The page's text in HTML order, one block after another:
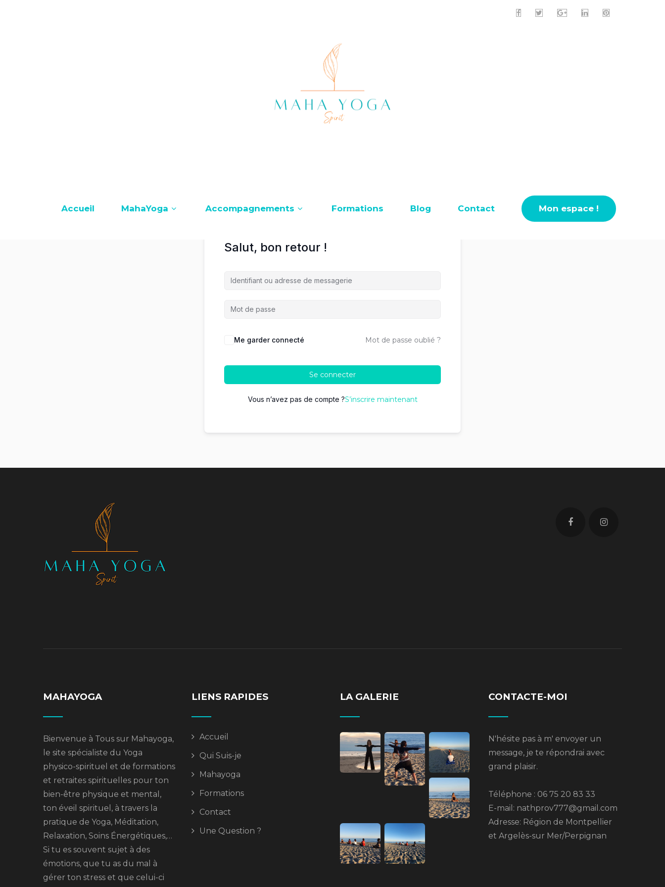
Accueil MahaYoga Accompagnements Formations Blog Contact Mon espace !
Salut, bon retour !
Me garder connecté Mot de passe oublié ?
Se connecter
Vous n’avez pas de compte ?S’inscrire maintenant
MAHAYOGA
Bienvenue à Tous sur Mahayoga,
le site spécialiste du Yoga
physico-spirituel et de formations
et retraites spirituelles pour ton
bien-être physique et mental,
ton éveil spirituel, à travers la
pratique de Yoga, Méditation,
Relaxation, Soins Énergétiques,…
Si tu es souvent sujet à des
émotions, que tu as du mal à
gérer ton stress et que celui-ci
LIENS RAPIDES
Accueil
Qui Suis-je
Mahayoga
Formations
Contact
Une Question ?
LA GALERIE CONTACTE-MOI
N'hésite pas à m' envoyer un
message, je te répondrai avec
grand plaisir.
Téléphone : 06 75 20 83 33
E-mail: nathprov777@gmail.com
Adresse: Région de Montpellier
et Argelès-sur Mer/Perpignan